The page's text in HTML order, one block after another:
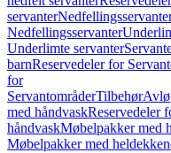
servanter
Nedfellingsservanter
Underlimte servanter
barnReservedeler for
for
ServantområderTilbehør
med håndvaskReservedeler
håndvaskMøbelpakker med
Møbelpakker med